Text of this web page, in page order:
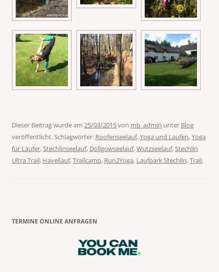
Dieser Beitrag wurde am 25/03/2015von mb_admin unter Blog
veröffentlicht. Schlagwörter: Roofenseelauf,Yoga und Laufen,Yoga
für Läufer,Stechlinseelauf, Dollgowseelauf,Wutzseelauf,Stechlin
Ultra Trail, Havellauf,Trailcamp, Run2Yoga, Laufpark Stechlin,Trail.
TERMINE ONLINE ANFRAGEN